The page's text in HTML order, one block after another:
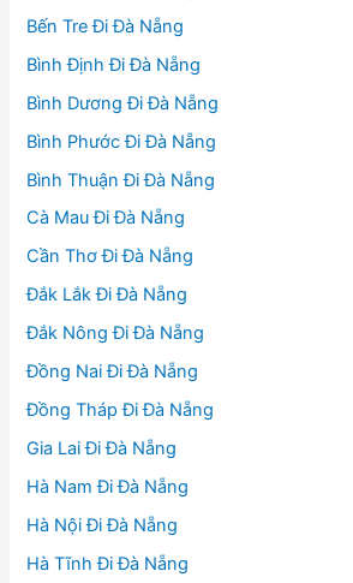
Bến Tre Đi Đà Nẵng
Bình Định Đi Đà Nẵng
Bình Dương Đi Đà Nẵng
Bình Phước Đi Đà Nẵng
Bình Thuận Đi Đà Nẵng
Cà Mau Đi Đà Nẵng
Cần Thơ Đi Đà Nẵng
Đắk Lắk Đi Đà Nẵng
Đắk Nông Đi Đà Nẵng
Đồng Nai Đi Đà Nẵng
Đồng Tháp Đi Đà Nẵng
Gia Lai Đi Đà Nẵng
Hà Nam Đi Đà Nẵng
Hà Nội Đi Đà Nẵng
Hà Tĩnh Đi Đà Nẵng